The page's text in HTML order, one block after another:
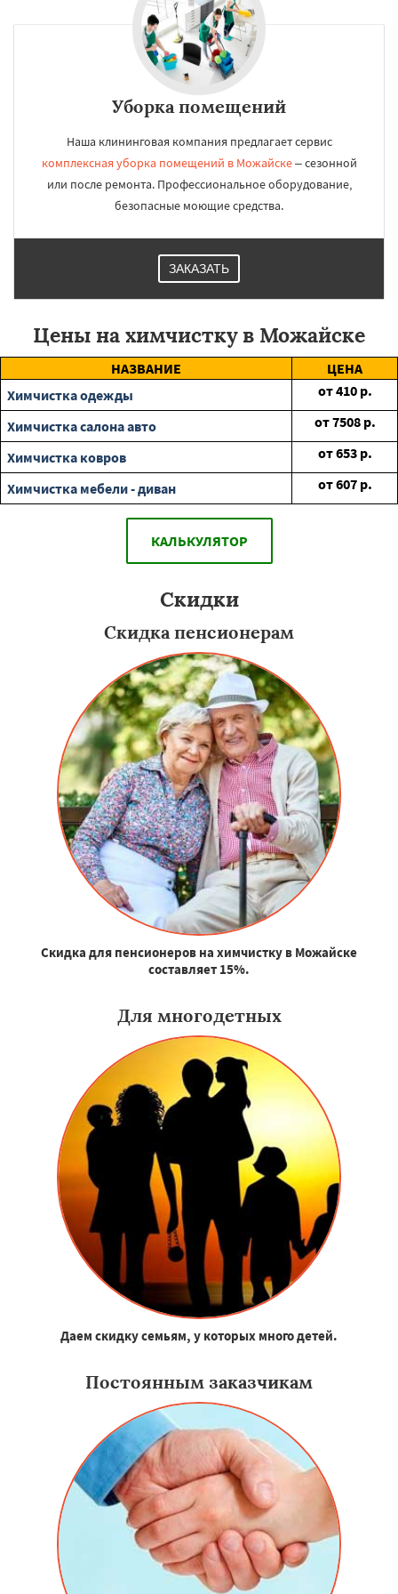
Уборка помещений
Наша клининговая компания предлагает сервис
комплексная уборка помещений в Можайске– сезонной
или после ремонта. Профессиональное оборудование,
безопасные моющие средства.
ЗАКАЗАТЬ
Цены на химчистку в Можайске
НАЗВАНИЕ
ЦЕНА
Химчистка одежды
от410 р.
Химчистка салона авто
от7508 р.
Химчистка ковров
от653 р.
Химчистка мебели - диван
от607 р.
КАЛЬКУЛЯТОР
Скидки
Скидка пенсионерам
Скидка для пенсионеров на химчистку в Можайске
составляет 15%.
Для многодетных
Даем скидку семьям, у которых много детей.
Постоянным заказчикам